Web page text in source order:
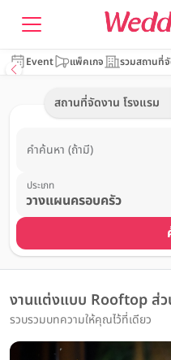
Event แพ็คเกจ รวมสถานที่
สถานที่จัดงาน โรงแรม
คำค้นหา (ถ้ามี)
ประเภท
งานแต่งแบบ Rooftop ส่
รวบรวมบทความให้คุณไว้ที่เดียว